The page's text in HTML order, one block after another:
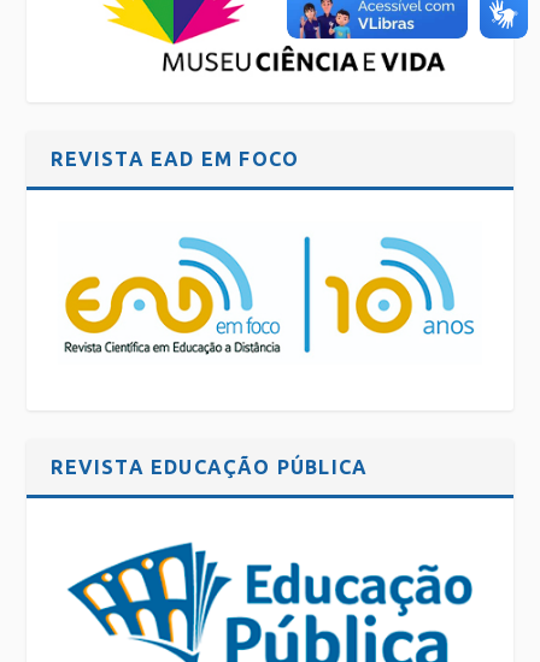
REVISTA EAD EM FOCO
REVISTA EDUCAÇÃO PÚBLICA